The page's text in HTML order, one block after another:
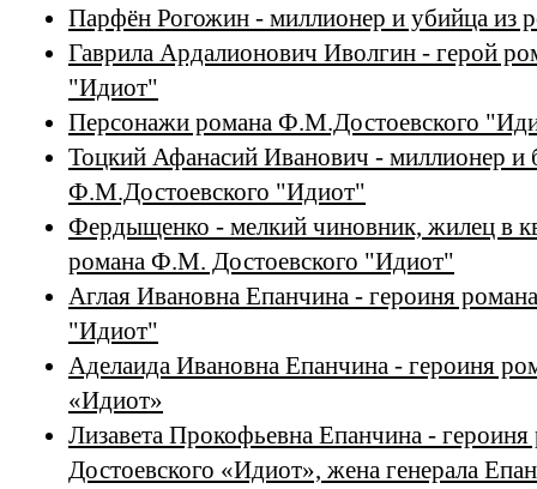
Парфён Рогожин - миллионер и убийца из
Гаврила Ардалионович Иволгин - герой
"Идиот"
Персонажи романа Ф.М.Достоевского
Тоцкий Афанасий Иванович - миллионер и
Ф.М.Достоевского "Идиот"
Фердыщенко - мелкий чиновник, жилец в
романа Ф.М. Достоевского "Идиот"
Аглая Ивановна Епанчина - героиня
"Идиот"
Аделаида Ивановна Епанчина - героиня
«Идиот»
Лизавета Прокофьевна Епанчина -
Достоевского «Идиот», жена генерала